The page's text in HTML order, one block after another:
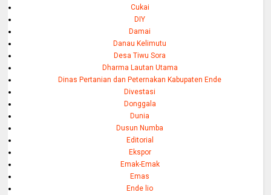
Cukai
DIY
Damai
Danau Kelimutu
Desa Tiwu Sora
Dharma Lautan Utama
Dinas Pertanian dan Peternakan Kabupaten Ende
Divestasi
Donggala
Dunia
Dusun Numba
Editorial
Ekspor
Emak-Emak
Emas
Ende lio